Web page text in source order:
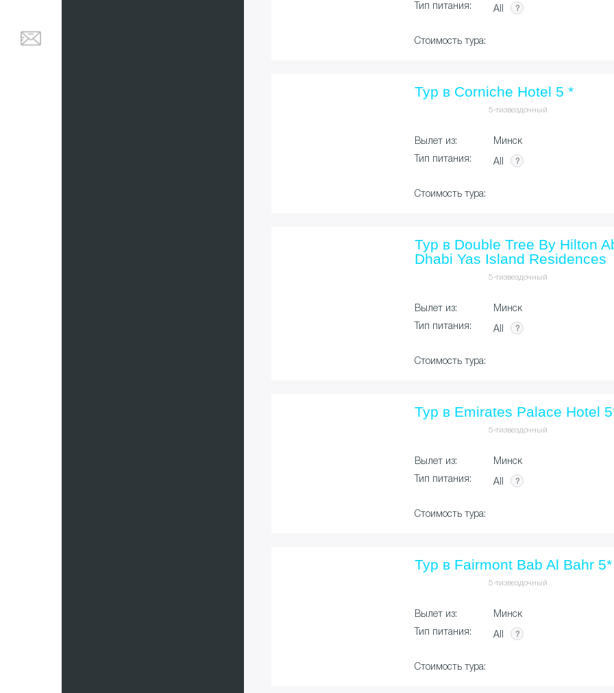
Тип питания:
All
Стоимость тура:
Тур в Corniche Hotel 5 *
5-тизвездочный
Вылет из:
Минск
Тип питания:
All
Стоимость тура:
Тур в Double Tree By Hilton
Dhabi Yas Island Residences
5-тизвездочный
Вылет из:
Минск
Тип питания:
All
Стоимость тура:
Тур в Emirates Palace Hotel
5-тизвездочный
Вылет из:
Минск
Тип питания:
All
Стоимость тура:
Тур в Fairmont Bab Al Bahr 5*
5-тизвездочный
Вылет из:
Минск
Тип питания:
All
Стоимость тура: